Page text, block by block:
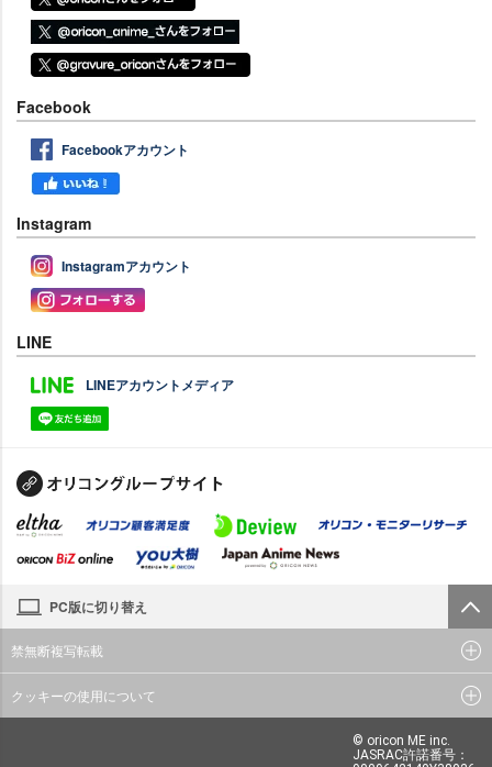
Facebook
Facebookアカウント
Instagram
Instagramアカウント
LINE
LINEアカウントメディア
PC版に切り替え
禁無断複写転載
クッキーの使用について
© oricon ME inc.
JASRAC許諾番号：